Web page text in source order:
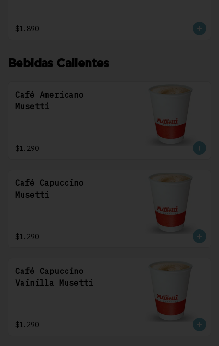
$1.890
Bebidas Calientes
Café Americano
Musetti
$1.290
Café Capuccino
Musetti
$1.290
Café Capuccino
Vainilla Musetti
$1.290